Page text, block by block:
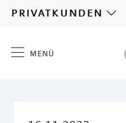
privatkunden
menü